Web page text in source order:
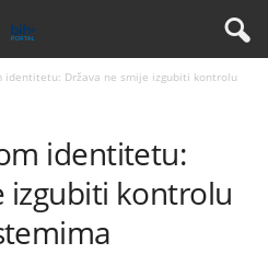
identitetu: Država ne smije izgubiti kontrolu
identitetu:
izgubiti kontrolu